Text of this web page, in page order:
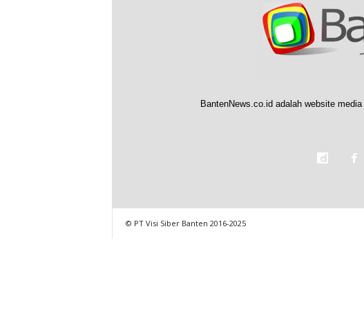
BantenNews.co.id adalah website
© PT Visi Siber Banten 2016-2025